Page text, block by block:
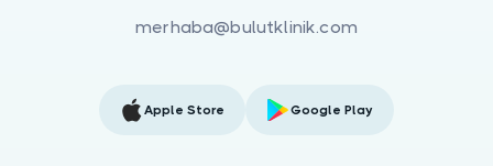
merhaba@bulutklinik.com
Apple Store Google Play